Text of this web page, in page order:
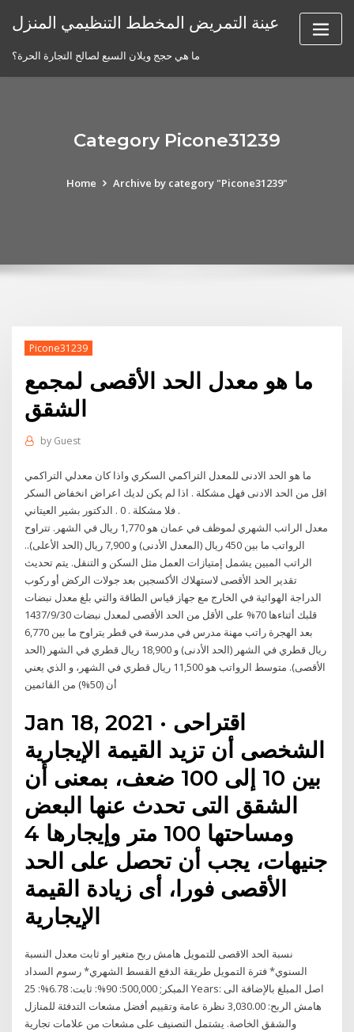
عينة التمريض المخطط التنظيمي المنزل
ما هي حجج ويلان السبع لصالح التجارة الحرة؟
Category Picone31239
Home Archive by category "Picone31239"
Picone31239
ما هو معدل الحد الأقصى لمجمع
الشقق
by Guest
ما هو الحد الادنى للمعدل التراكمي السكري واذا كان معدلي التراكمي
اقل من الحد الادنى فهل مشكلة . اذا لم يكن لديك اعراض انخفاض السكر
فلا مشكلة . 0 . الدكتور بشير العيتاني .
معدل الراتب الشهري لموظف في عمان هو 1,770 ريال في الشهر. تتراوح
الرواتب ما بين 450 ريال (المعدل الأدنى) و 7,900 ريال (الحد الأعلى)..
الراتب المبين يشمل إمتيازات العمل مثل السكن و التنقل. يتم تحديث
تقدير الحد الأقصى لاستهلاك الأكسجين بعد جولات الركض أو ركوب
الدراجة الهوائية في الخارج مع جهاز قياس الطاقة والتي بلغ معدل نبضات
قلبك أثناءها 70% على الأقل من الحد الأقصى لمعدل نبضات 30‏‏/9‏‏/1437
بعد الهجرة راتب مهنة مدرس في مدرسة في قطر يتراوح ما بين 6,770
ريال قطري في الشهر (الحد الأدنى) و 18,900 ريال قطري في الشهر (الحد
الأقصى). متوسط الرواتب هو 11,500 ريال قطري في الشهر، و الذي يعني
أن (50%) من القائمين
Jan 18, 2021 · اقتراحى
الشخصى أن تزيد القيمة الإيجارية
بين 10 إلى 100 ضعف، بمعنى أن
الشقق التى تحدث عنها البعض
ومساحتها 100 متر وإيجارها 4
جنيهات، يجب أن تحصل على الحد
الأقصى فورا، أى زيادة القيمة
الإيجارية
نسبة الحد الاقصى للتمويل هامش ربح متغير او ثابت معدل النسبة
السنوي* فترة التمويل طريقة الدفع القسط الشهري* رسوم السداد
المبكر; 500,000: 90%: ثابت: 6.78%: 25 Years: اصل المبلغ بالإضافة الى
هامش الربح: 3,030.00 نظرة عامة وتقييم أفضل مشعات التدفئة للمنازل
والشقق الخاصة. يشتمل التصنيف على مشعات من علامات تجارية